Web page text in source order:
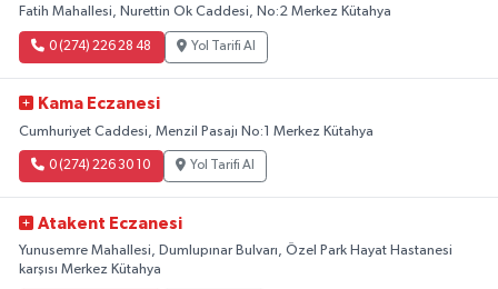
Fatih Mahallesi, Nurettin Ok Caddesi, No:2 Merkez Kütahya
0 (274) 226 28 48 Yol Tarifi Al
Kama Eczanesi
Cumhuriyet Caddesi, Menzil Pasajı No:1 Merkez Kütahya
0 (274) 226 30 10 Yol Tarifi Al
Atakent Eczanesi
Yunusemre Mahallesi, Dumlupınar Bulvarı, Özel Park Hayat Hastanesi
karşısı Merkez Kütahya